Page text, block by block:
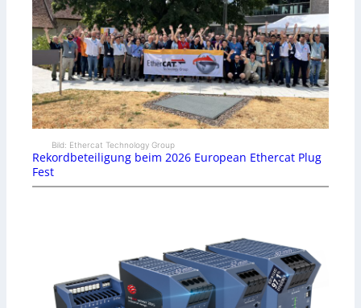
Bild: Ethercat Technology Group
Rekordbeteiligung beim 2026 European Ethercat Plug
Fest